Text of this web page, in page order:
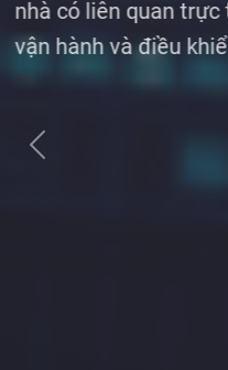
phần Dịch vụ
thành công hợp
mềm quản lý tòa